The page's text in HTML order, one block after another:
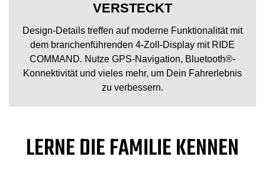
VERSTECKT
Design-Details treffen auf moderne Funktionalität mit
dem branchenführenden 4-Zoll-Display mit RIDE
COMMAND. Nutze GPS-Navigation, Bluetooth®-
Konnektivität und vieles mehr, um Dein Fahrerlebnis
zu verbessern.
LERNE DIE FAMILIE KENNEN